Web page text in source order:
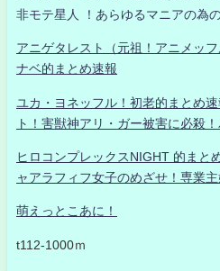
非モテ星人 ！あらゆるマニアの為
アニゲタレスト（元祖！アニメッ
ナベ的まとめ速報
ユカ・ヨネッフル！初老的まとめ
ト！害獣神アリ・ガー被害に必殺
ヒロコンプレックスNIGHT 的まと
ャアラフィフ女子のめざせ！専業
萌えっとこあに！
t112-1000ｍ